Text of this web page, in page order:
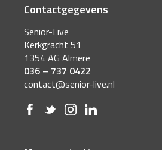
Contactgegevens
Senior-Live
Kerkgracht 51
1354 AG Almere
036 – 737 0422
contact@senior-live.nl